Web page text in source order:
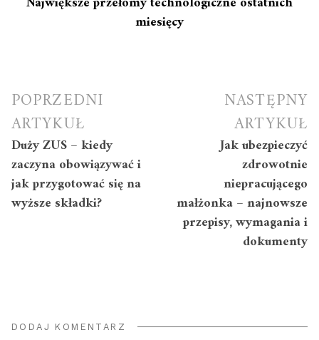
miesięcy
Nawigacja
wpisu
POPRZEDNI
ARTYKUŁ
Duży ZUS – kiedy
zaczyna obowiązywać i
jak przygotować się na
wyższe składki?
NASTĘPNY
ARTYKUŁ
Jak ubezpieczyć
zdrowotnie
niepracującego
małżonka – najnowsze
przepisy, wymagania i
dokumenty
DODAJ KOMENTARZ